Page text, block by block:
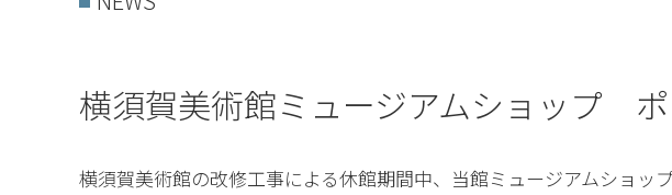
横須賀美術館ミュージアムショップ
横須賀美術館の改修工事による休館期間中、当館ミュージアムショッ